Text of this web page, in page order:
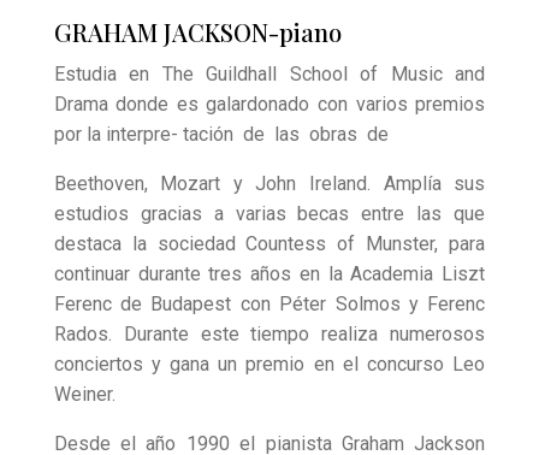
GRAHAM JACKSON-piano
Estudia en The Guildhall School of Music and
Drama donde es galardonado con varios premios
por la interpre- tación de las obras de
Beethoven, Mozart y John Ireland. Amplía sus
estudios gracias a varias becas entre las que
destaca la sociedad Countess of Munster, para
continuar durante tres años en la Academia Liszt
Ferenc de Budapest con Péter Solmos y Ferenc
Rados. Durante este tiempo realiza numerosos
conciertos y gana un premio en el concurso Leo
Weiner.
Desde el año 1990 el pianista Graham Jackson